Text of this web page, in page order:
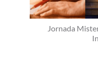
Jornada